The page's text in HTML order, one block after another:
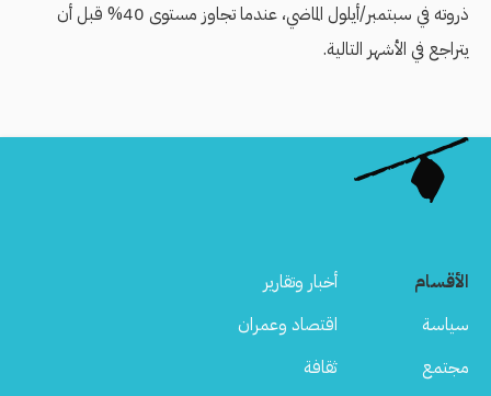
ذروته في سبتمبر/أيلول الماضي، عندما تجاوز مستوى 40% قبل أن
يتراجع في الأشهر التالية.
الأقسام
أخبار وتقارير
سياسة
اقتصاد وعمران
مجتمع
ثقافة